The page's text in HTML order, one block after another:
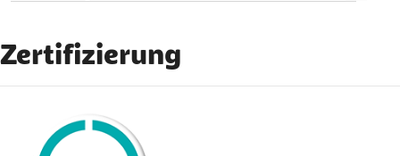
14.03.2024):
Arbeitsbedingungen
14.03.2024):Effect of single/dual monitor use
Zertifizierung